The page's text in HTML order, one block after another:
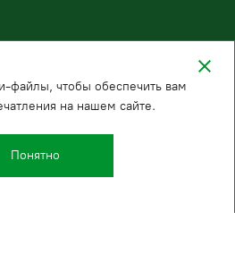
8 (800) 200-78-15
E-mail:
файлы, чтобы обеспечить вам
на нашем сайте.
Понятно